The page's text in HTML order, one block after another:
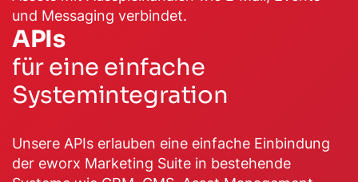
APIs
für eine einfache
Systemintegration
Unsere APIs erlauben eine einfache Einbindung
der eworx Marketing Suite in bestehende